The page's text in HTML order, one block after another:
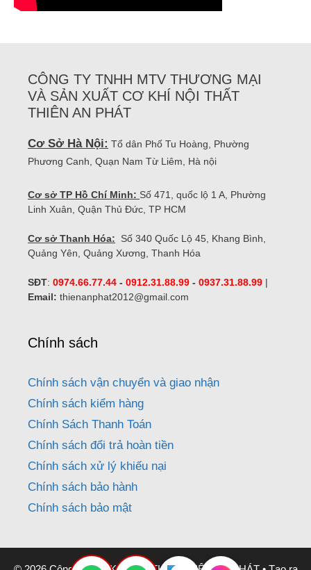
CÔNG TY TNHH MTV THƯƠNG MẠI
VÀ SẢN XUẤT CƠ KHÍ NỘI THẤT
THIÊN AN PHÁT
Cơ Sở Hà Nội: Tổ dân Phố Tu Hoàng, Phường
Phương Canh, Quạn Nam Từ Liêm, Hà nội
Cơ sở TP Hồ Chí Minh: Số 471, quốc lộ 1 A, Phường
Linh Xuân, Quận Thủ Đức, TP HCM
Cơ sở Thanh Hóa: Số 340 Quốc Lộ 45, Khang Bình,
Quảng Yên, Quảng Xương, Thanh Hóa
SĐT: 0974.66.77.44 - 0912.31.88.99 - 0937.31.88.99 |
Email: thienanphat2012@gmail.com
Chính sách
Chính sách vận chuyển và giao nhận
Chính sách kiểm hàng
Chính Sách Thanh Toán
Chính sách đổi trả hoàn tiền
Chính sách xử lý khiếu nại
Chính sách bảo hành
Chính sách bảo mật